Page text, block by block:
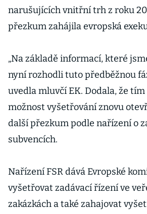
narušujících vnitřní trh z roku
přezkum zahájila evropská
„Na základě informací, které
nyní rozhodli tuto předběžnou
uvedla mluvčí EK. Dodala, že
možnost vyšetřování znovu
další přezkum podle nařízení o
subvencích.
Nařízení FSR dává Evropské
vyšetřovat zadávací řízení ve
zakázkách a také zahajovat